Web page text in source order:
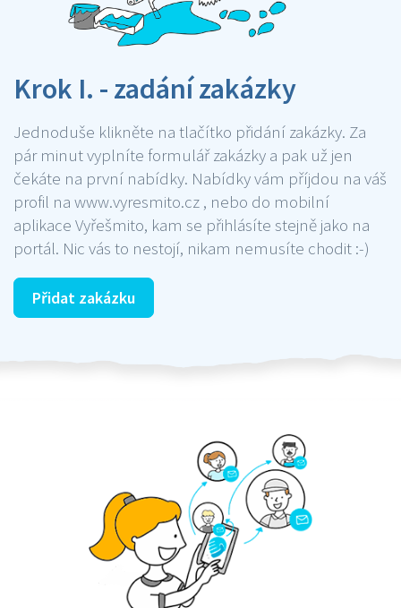
Krok I. - zadání zakázky
Jednoduše klikněte na tlačítko přidání zakázky. Za
pár minut vyplníte formulář zakázky a pak už jen
čekáte na první nabídky. Nabídky vám příjdou na váš
profil na www.vyresmito.cz , nebo do mobilní
aplikace Vyřešmito, kam se přihlásíte stejně jako na
portál. Nic vás to nestojí, nikam nemusíte chodit :-)
Přidat zakázku